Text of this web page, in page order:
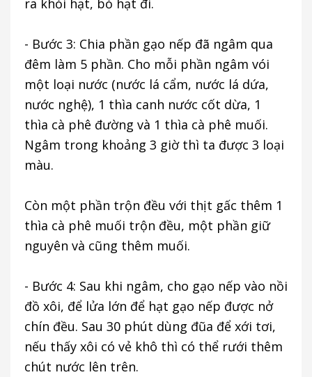
- Bước 3: Chia phần gạo nếp đã ngâm qua
đêm làm 5 phần. Cho mỗi phần ngâm vói
một loại nước (nước lá cẩm, nước lá dứa,
nước nghệ), 1 thìa canh nước cốt dừa, 1
thìa cà phê đường và 1 thìa cà phê muối.
Ngâm trong khoảng 3 giờ thì ta được 3 loại
màu.
Còn một phần trộn đều với thịt gấc thêm 1
thìa cà phê muối trộn đều, một phần giữ
nguyên và cũng thêm muối.
- Bước 4: Sau khi ngâm, cho gạo nếp vào nồi
đồ xôi, để lửa lớn để hạt gạo nếp được nở
chín đều. Sau 30 phút dùng đũa để xới tơi,
nếu thấy xôi có vẻ khô thì có thể rưới thêm
chút nước lên trên.